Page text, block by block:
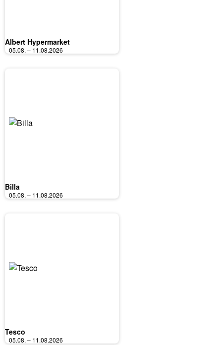
Albert Hypermarket
05.08. – 11.08.2026
Billa
05.08. – 11.08.2026
Tesco
05.08. – 11.08.2026